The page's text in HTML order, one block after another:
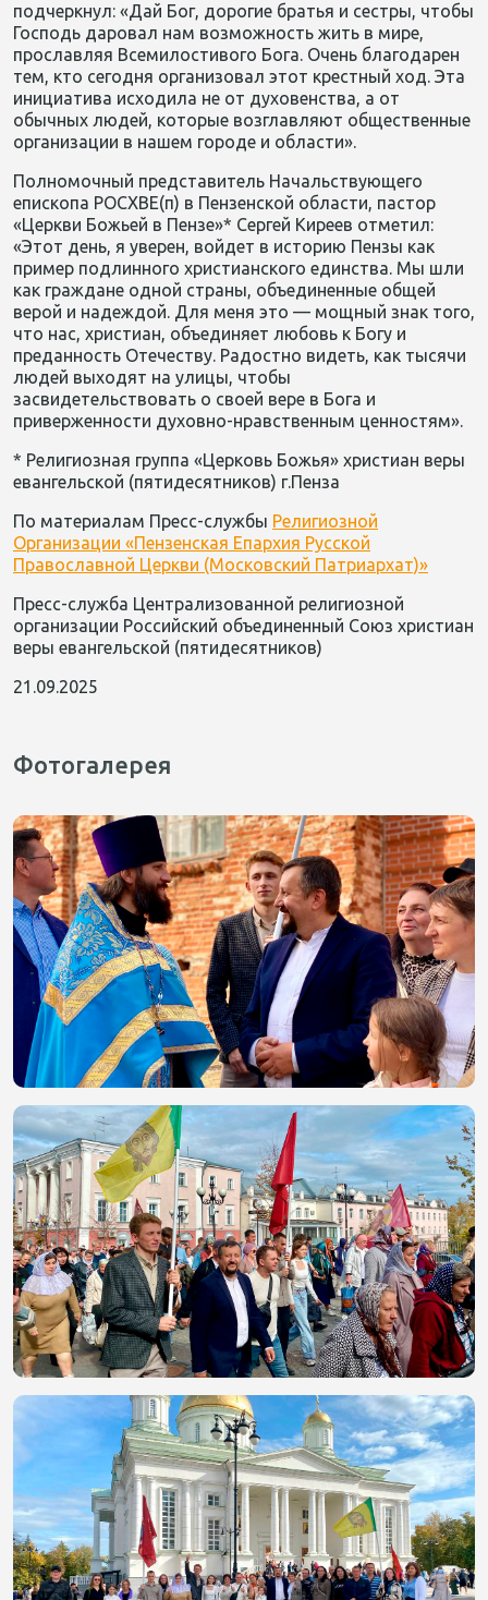
подчеркнул: «Дай Бог, дорогие братья и сестры, чтобы
Господь даровал нам возможность жить в мире,
прославляя Всемилостивого Бога. Очень благодарен
тем, кто сегодня организовал этот крестный ход. Эта
инициатива исходила не от духовенства, а от
обычных людей, которые возглавляют общественные
организации в нашем городе и области».
Полномочный представитель Начальствующего
епископа РОСХВЕ(п) в Пензенской области, пастор
«Церкви Божьей в Пензе»* Сергей Киреев отметил:
«Этот день, я уверен, войдет в историю Пензы как
пример подлинного христианского единства. Мы шли
как граждане одной страны, объединенные общей
верой и надеждой. Для меня это — мощный знак того,
что нас, христиан, объединяет любовь к Богу и
преданность Отечеству. Радостно видеть, как тысячи
людей выходят на улицы, чтобы
засвидетельствовать о своей вере в Бога и
приверженности духовно-нравственным ценностям».
* Религиозная группа «Церковь Божья» христиан веры
евангельской (пятидесятников) г.Пенза
По материалам Пресс-службы Религиозной
Организации «Пензенская Епархия Русской
Православной Церкви (Московский Патриархат)»
Пресс-служба Централизованной религиозной
организации Российский объединенный Союз христиан
веры евангельской (пятидесятников)
21.09.2025
Фотогалерея